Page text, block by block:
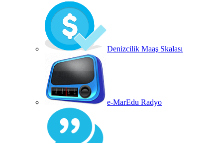
Denizcilik Maaş Skalası
e-MarEdu Radyo